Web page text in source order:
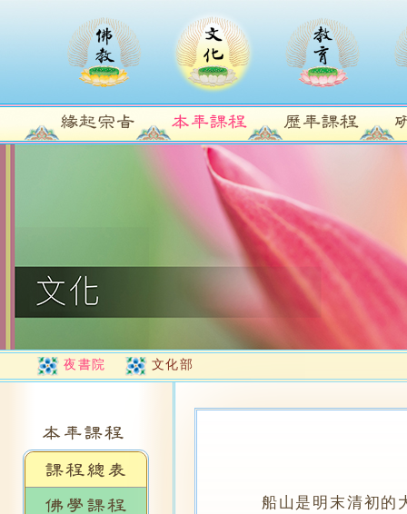
夜書院 文化部
船山是明末清初的大